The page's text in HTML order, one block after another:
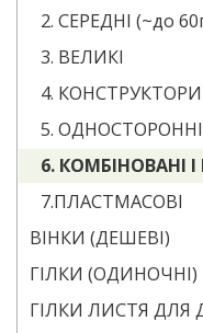
2. СЕРЕДНІ (~до
3. ВЕЛИКІ
4.
5. ОДНОСТОРОННІ
6. КОМБІНОВАНІ
7.ПЛАСТМАСОВІ
ВІНКИ (ДЕШЕВІ)
ГІЛКИ (ОДИНОЧНІ)
ГІЛКИ ЛИСТЯ ДЛЯ